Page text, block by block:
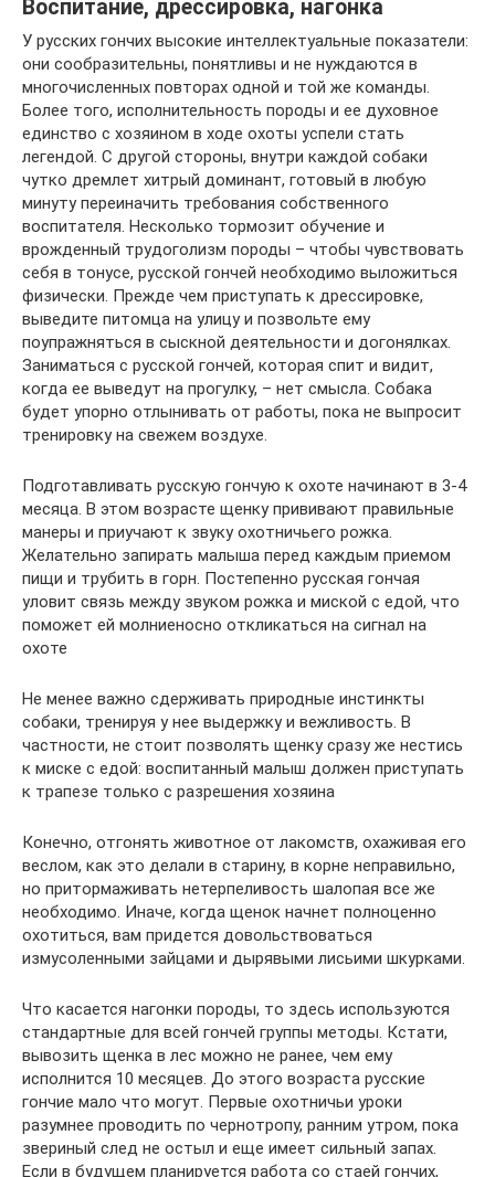
Воспитание, дрессировка, нагонка
У русских гончих высокие интеллектуальные показатели:
они сообразительны, понятливы и не нуждаются в
многочисленных повторах одной и той же команды.
Более того, исполнительность породы и ее духовное
единство с хозяином в ходе охоты успели стать
легендой. С другой стороны, внутри каждой собаки
чутко дремлет хитрый доминант, готовый в любую
минуту переиначить требования собственного
воспитателя. Несколько тормозит обучение и
врожденный трудоголизм породы – чтобы чувствовать
себя в тонусе, русской гончей необходимо выложиться
физически. Прежде чем приступать к дрессировке,
выведите питомца на улицу и позвольте ему
поупражняться в сыскной деятельности и догонялках.
Заниматься с русской гончей, которая спит и видит,
когда ее выведут на прогулку, – нет смысла. Собака
будет упорно отлынивать от работы, пока не выпросит
тренировку на свежем воздухе.
Подготавливать русскую гончую к охоте начинают в 3-4
месяца. В этом возрасте щенку прививают правильные
манеры и приучают к звуку охотничьего рожка.
Желательно запирать малыша перед каждым приемом
пищи и трубить в горн. Постепенно русская гончая
уловит связь между звуком рожка и миской с едой, что
поможет ей молниеносно откликаться на сигнал на
охоте
Не менее важно сдерживать природные инстинкты
собаки, тренируя у нее выдержку и вежливость. В
частности, не стоит позволять щенку сразу же нестись
к миске с едой: воспитанный малыш должен приступать
к трапезе только с разрешения хозяина
Конечно, отгонять животное от лакомств, охаживая его
веслом, как это делали в старину, в корне неправильно,
но притормаживать нетерпеливость шалопая все же
необходимо. Иначе, когда щенок начнет полноценно
охотиться, вам придется довольствоваться
измусоленными зайцами и дырявыми лисьими шкурками.
Что касается нагонки породы, то здесь используются
стандартные для всей гончей группы методы. Кстати,
вывозить щенка в лес можно не ранее, чем ему
исполнится 10 месяцев. До этого возраста русские
гончие мало что могут. Первые охотничьи уроки
разумнее проводить по чернотропу, ранним утром, пока
звериный след не остыл и еще имеет сильный запах.
Если в будущем планируется работа со стаей гончих,